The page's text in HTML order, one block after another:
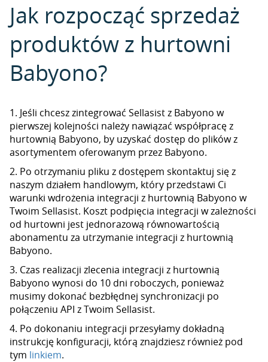
Jak rozpocząć sprzedaż
produktów z hurtowni
Babyono?
1. Jeśli chcesz zintegrować Sellasist z Babyono w
pierwszej kolejności należy nawiązać współpracę z
hurtownią Babyono, by uzyskać dostęp do plików z
asortymentem oferowanym przez Babyono.
2. Po otrzymaniu pliku z dostępem skontaktuj się z
naszym działem handlowym, który przedstawi Ci
warunki wdrożenia integracji z hurtownią Babyono w
Twoim Sellasist. Koszt podpięcia integracji w zależności
od hurtowni jest jednorazową równowartością
abonamentu za utrzymanie integracji z hurtownią
Babyono.
3. Czas realizacji zlecenia integracji z hurtownią
Babyono wynosi do 10 dni roboczych, ponieważ
musimy dokonać bezbłędnej synchronizacji po
połączeniu API z Twoim Sellasist.
4. Po dokonaniu integracji przesyłamy dokładną
instrukcję konfiguracji, którą znajdziesz również pod
tym linkiem.